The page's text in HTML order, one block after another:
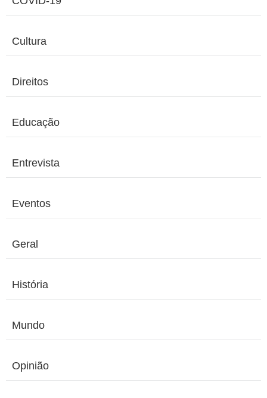
Cultura
Direitos
Educação
Entrevista
Eventos
Geral
História
Mundo
Opinião